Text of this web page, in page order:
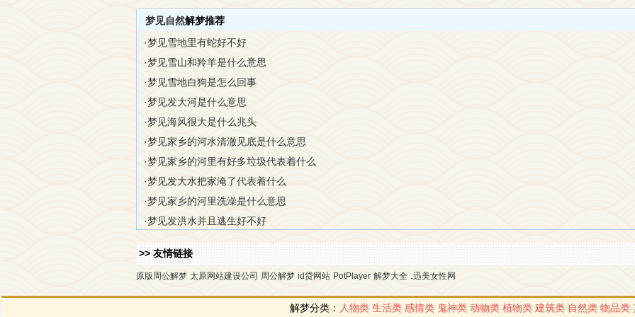
梦见自然解梦推荐
·梦见雪地里有蛇好不好
·梦见雪山和羚羊是什么意思
·梦见雪地白狗是怎么回事
·梦见发大河是什么意思
·梦见海风很大是什么兆头
·梦见家乡的河水清澈见底是什么意思
·梦见家乡的河里有好多垃圾代表着什么
·梦见发大水把家淹了代表着什么
·梦见家乡的河里洗澡是什么意思
·梦见发洪水并且逃生好不好
>> 友情链接
原版周公解梦 太原网站建设公司 周公解梦 id贷网站 PotPlayer 解梦大全 迅美女性网
解梦分类： 人物类 生活类 感情类 鬼神类 动物类 植物类 建筑类 自然类 物品类